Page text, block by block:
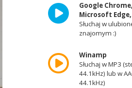
Google
Microsoft
Słuchaj w
znajomym :)
Winamp
Słuchaj w MP3
44.1kHz) lub w
44.1kHz)